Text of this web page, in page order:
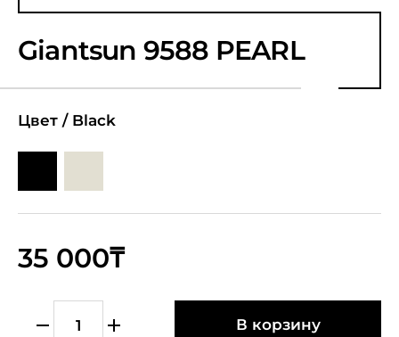
Giantsun 9588 PEARL
Цвет / Black
35 000₸
В корзину